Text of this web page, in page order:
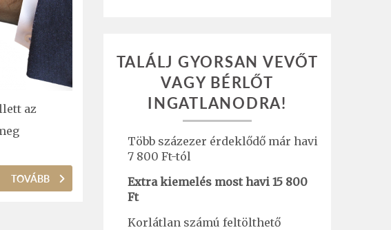
az
TOVÁBB
TALÁLJ GYORSAN VEVŐT
VAGY BÉRLŐT
INGATLANODRA!
Több százezer érdeklődő már havi
7 800 Ft-tól
Extra kiemelés most havi 15 800
Ft
Korlátlan számú feltölthető